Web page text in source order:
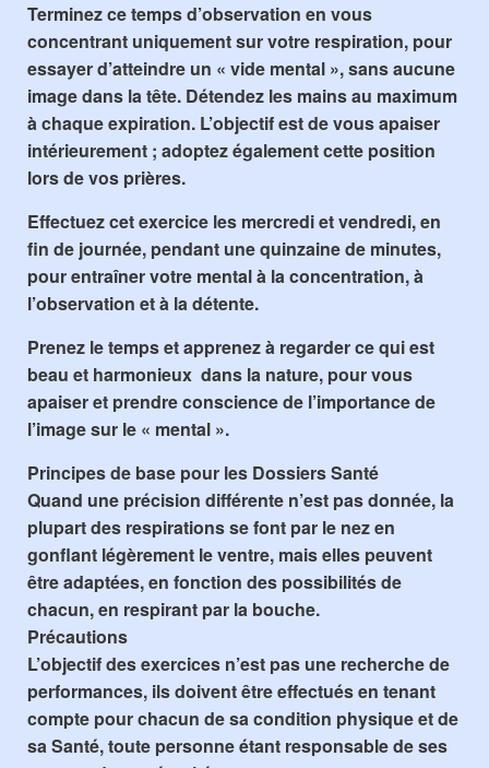
Terminez ce temps d’observation en vous
concentrant uniquement sur votre respiration, pour
essayer d’atteindre un « vide mental », sans aucune
image dans la tête. Détendez les mains au maximum
à chaque expiration. L’objectif est de vous apaiser
intérieurement ; adoptez également cette position
lors de vos prières.
Effectuez cet exercice les mercredietvendredi, en
fin de journée, pendant une quinzaine de minutes,
pour entraîner votre mental à la concentration, à
l’observation et à la détente.
Prenez le temps et apprenez à regarder ce qui est
beau et harmonieux dans la nature, pour vous
apaiser et prendre conscience de l’importance de
l’image sur le « mental ».
Principes de base pour les Dossiers Santé
Quand une précision différente n’est pas donnée, la
plupart des respirations se font par le nez en
gonflant légèrement le ventre, mais elles peuvent
être adaptées, en fonction des possibilités de
chacun, en respirant par la bouche.
Précautions
L’objectif des exercices n’est pas une recherche de
performances, ils doivent être effectués en tenant
compte pour chacun de sa condition physique et de
sa Santé, toute personne étant responsable de ses